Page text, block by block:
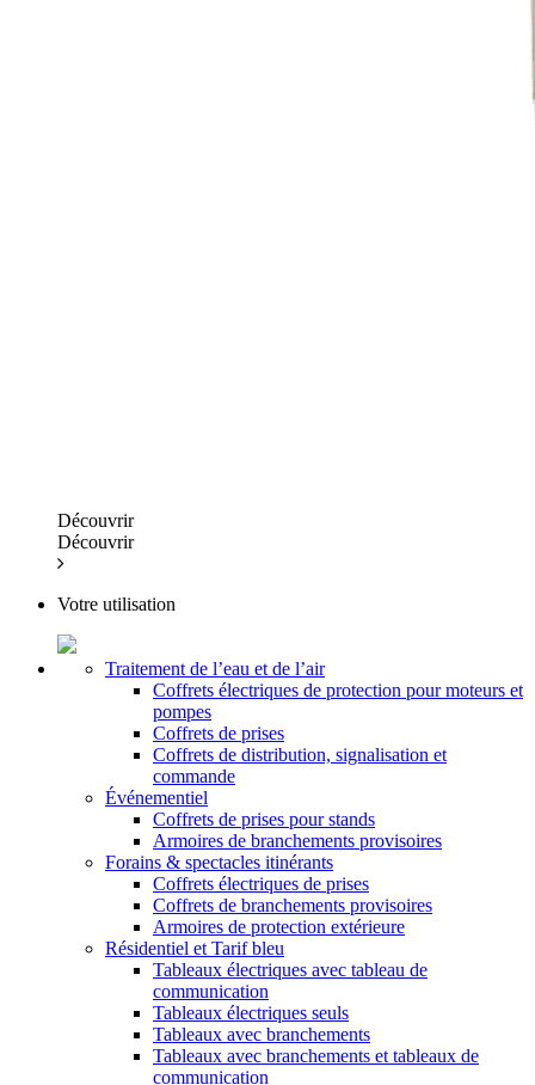
Découvrir
Découvrir
Votre utilisation
Traitement de l’eau et de l’air
Coffrets électriques de protection pour moteurs et
pompes
Coffrets de prises
Coffrets de distribution, signalisation et
commande
Événementiel
Coffrets de prises pour stands
Armoires de branchements provisoires
Forains & spectacles itinérants
Coffrets électriques de prises
Coffrets de branchements provisoires
Armoires de protection extérieure
Résidentiel et Tarif bleu
Tableaux électriques avec tableau de
communication
Tableaux électriques seuls
Tableaux avec branchements
Tableaux avec branchements et tableaux de
communication